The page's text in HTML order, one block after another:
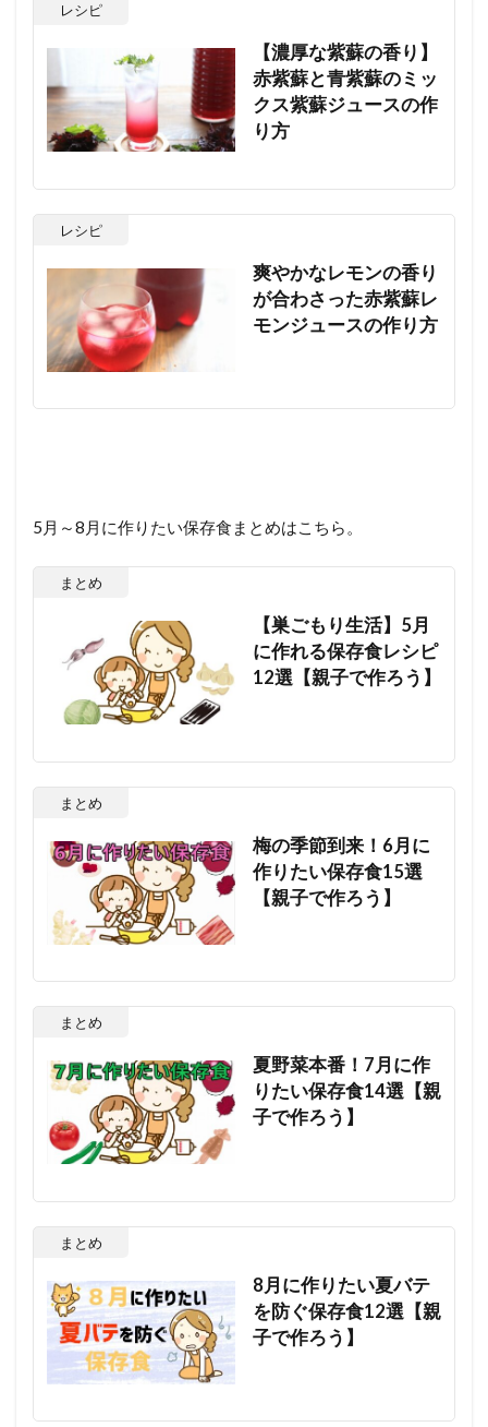
レシピ
【濃厚な紫蘇の香り】
赤紫蘇と青紫蘇のミッ
クス紫蘇ジュースの作
り方
レシピ
爽やかなレモンの香り
が合わさった赤紫蘇レ
モンジュースの作り方
5月～8月に作りたい保存食まとめはこちら。
まとめ
【巣ごもり生活】5月
に作れる保存食レシピ
12選【親子で作ろう】
まとめ
梅の季節到来！6月に
作りたい保存食15選
【親子で作ろう】
まとめ
夏野菜本番！7月に作
りたい保存食14選【親
子で作ろう】
まとめ
8月に作りたい夏バテ
を防ぐ保存食12選【親
子で作ろう】